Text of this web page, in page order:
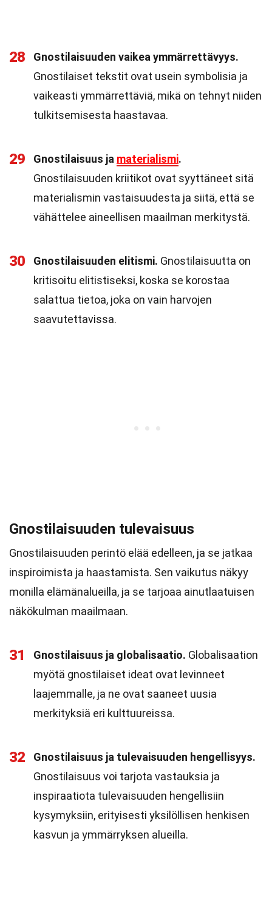
28
Gnostilaisuuden vaikea ymmärrettävyys.
Gnostilaiset tekstit ovat usein symbolisia ja
vaikeasti ymmärrettäviä, mikä on tehnyt niiden
tulkitsemisesta haastavaa.
29 Gnostilaisuus ja materialismi.
Gnostilaisuuden kriitikot ovat syyttäneet sitä
materialismin vastaisuudesta ja siitä, että se
vähättelee aineellisen maailman merkitystä.
30 Gnostilaisuuden elitismi. Gnostilaisuutta on
kritisoitu elitistiseksi, koska se korostaa
salattua tietoa, joka on vain harvojen
saavutettavissa.
Gnostilaisuuden tulevaisuus
Gnostilaisuuden perintö elää edelleen, ja se jatkaa
inspiroimista ja haastamista. Sen vaikutus näkyy
monilla elämänalueilla, ja se tarjoaa ainutlaatuisen
näkökulman maailmaan.
31 Gnostilaisuus ja globalisaatio. Globalisaation
myötä gnostilaiset ideat ovat levinneet
laajemmalle, ja ne ovat saaneet uusia
merkityksiä eri kulttuureissa.
32
Gnostilaisuus ja tulevaisuuden hengellisyys.
Gnostilaisuus voi tarjota vastauksia ja
inspiraatiota tulevaisuuden hengellisiin
kysymyksiin, erityisesti yksilöllisen henkisen
kasvun ja ymmärryksen alueilla.